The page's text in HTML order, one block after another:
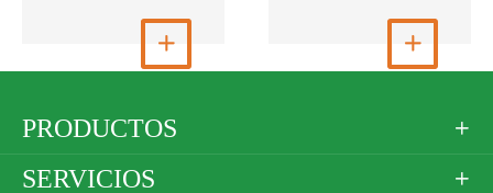
Ver más
 Ver más

PRODUCTOS 
SERVICIOS 